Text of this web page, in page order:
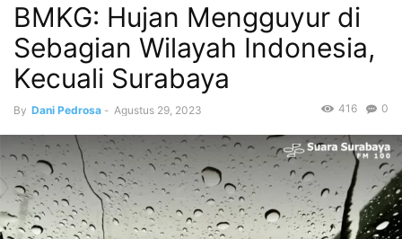
BMKG: Hujan Mengguyur di
Sebagian Wilayah Indonesia,
Kecuali Surabaya
By Dani Pedrosa - Agustus 29, 2023 0
416